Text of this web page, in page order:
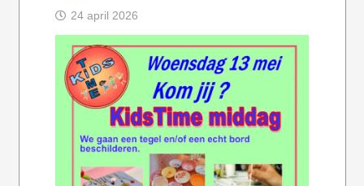
24 april 2026